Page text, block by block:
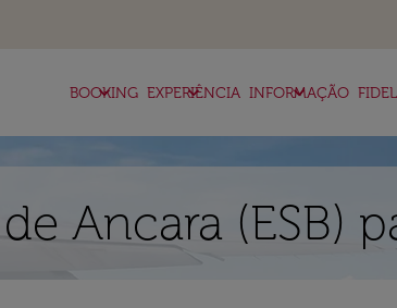
BOOKING
keyboard_arrow_down EXPERIÊNCIA
keyboard_arrow_down INFORMAÇÃO
keyboard_arrow_down
Ancara (ESB)